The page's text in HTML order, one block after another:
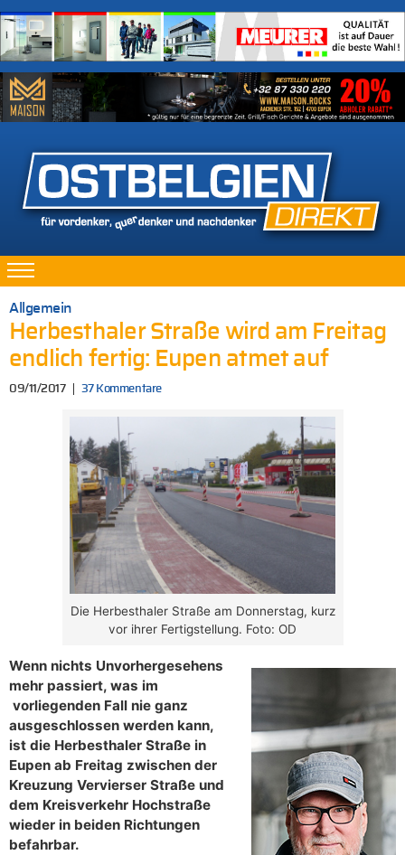
Allgemein
Herbesthaler Straße wird am Freitag
endlich fertig: Eupen atmet auf
09/11/2017 37 Kommentare
Die Herbesthaler Straße am Donnerstag, kurz
vor ihrer Fertigstellung. Foto: OD
Wenn nichts Unvorhergesehens
mehr passiert, was im
vorliegenden Fall nie ganz
ausgeschlossen werden kann,
ist die Herbesthaler Straße in
Eupen ab Freitag zwischen der
Kreuzung Vervierser Straße und
dem Kreisverkehr Hochstraße
wieder in beiden Richtungen
befahrbar.